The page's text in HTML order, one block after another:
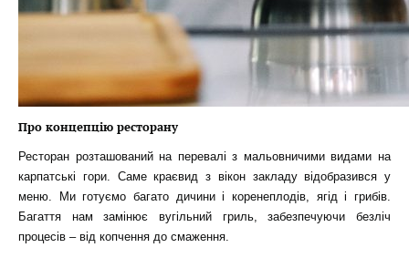
Про концепцію ресторану
Ресторан розташований на перевалі з мальовничими видами на
карпатські гори. Саме краєвид з вікон закладу відобразився у
меню. Ми готуємо багато дичини і коренеплодів, ягід і грибів.
Багаття нам замінює вугільний гриль, забезпечуючи безліч
процесів – від копчення до смаження.